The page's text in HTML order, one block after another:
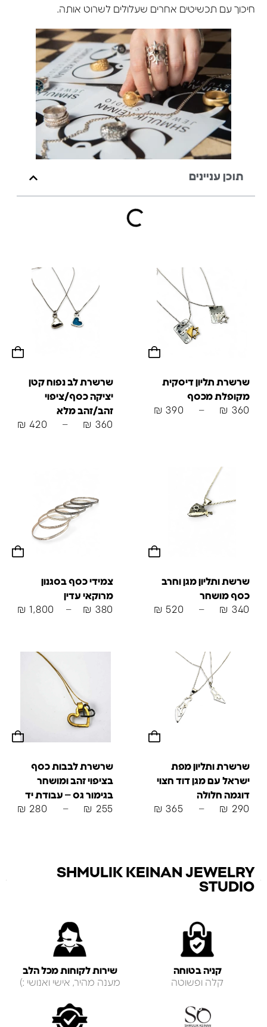
תוכן עניינים
חיכוך עם תכשיטים אחרים שעלולים לשרוט אותה.
שרשרת תליון דיסקית
מקופלת מכסף
₪ 360
–
₪ 390
שרשרת לב נפוח קטן
יציקה כסף/ציפוי
זהב/זהב מלא
₪ 360
–
₪ 420
שרשת ותליון מגן וחרב
כסף מושחר
₪ 340
–
₪ 520
צמידי כסף בסגנון
מרוקאי עדין
₪ 380
–
₪ 1,800
שרשרת ותליון מפת
ישראל עם מגן דוד חצוי
דוגמה חלולה
₪ 290
–
₪ 365
שרשרת לבבות כסף
בציפוי זהב ומושחר
בגימור גס – עבודת יד
₪ 255
–
₪ 280
SHMULIK KEINAN JEWELRY
STUDIO
קניה בטוחה
קלה ופשוטה
שירות לקוחות מכל הלב
מענה מהיר, אישי ואנושי :)